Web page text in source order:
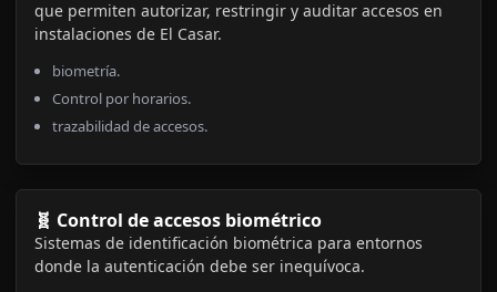
que permiten autorizar, restringir y auditar accesos en
instalaciones de El Casar.
biometría.
Control por horarios.
trazabilidad de accesos.
🧬 Control de accesos biométrico
Sistemas de identificación biométrica para entornos
donde la autenticación debe ser inequívoca.